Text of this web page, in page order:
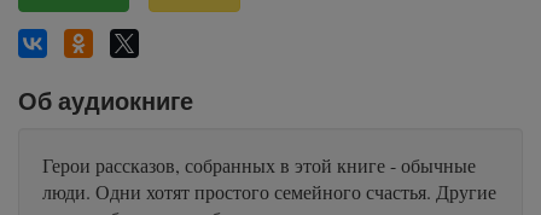
Об аудиокниге
Герои рассказов, собранных в этой книге - обычные
люди. Одни хотят простого семейного счастья. Другие